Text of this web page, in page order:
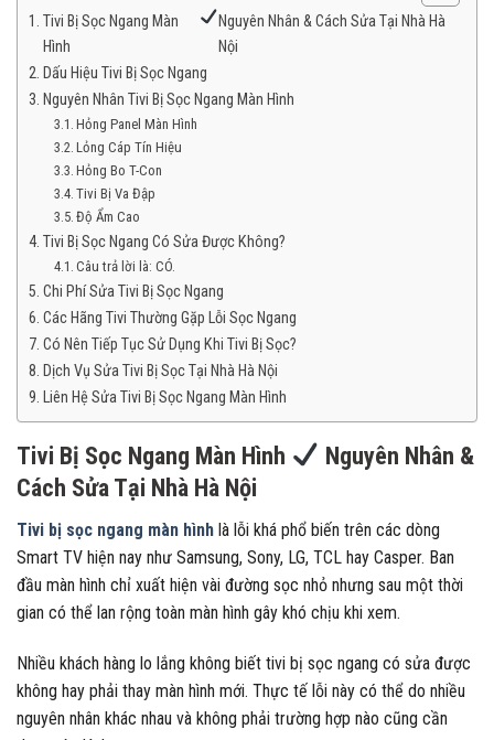
Tivi Bị Sọc Ngang Màn
Hình
Nguyên Nhân & Cách Sửa Tại Nhà Hà
Nội
Dấu Hiệu Tivi Bị Sọc Ngang
Nguyên Nhân Tivi Bị Sọc Ngang Màn Hình
Hỏng Panel Màn Hình
Lỏng Cáp Tín Hiệu
Hỏng Bo T-Con
Tivi Bị Va Đập
Độ Ẩm Cao
Tivi Bị Sọc Ngang Có Sửa Được Không?
Câu trả lời là: CÓ.
Chi Phí Sửa Tivi Bị Sọc Ngang
Các Hãng Tivi Thường Gặp Lỗi Sọc Ngang
Có Nên Tiếp Tục Sử Dụng Khi Tivi Bị Sọc?
Dịch Vụ Sửa Tivi Bị Sọc Tại Nhà Hà Nội
Liên Hệ Sửa Tivi Bị Sọc Ngang Màn Hình
Tivi Bị Sọc Ngang Màn Hình
Nguyên Nhân &
Cách Sửa Tại Nhà Hà Nội
Tivi bị sọc ngang màn hình là lỗi khá phổ biến trên các dòng
Smart TV hiện nay như Samsung, Sony, LG, TCL hay Casper. Ban
đầu màn hình chỉ xuất hiện vài đường sọc nhỏ nhưng sau một thời
gian có thể lan rộng toàn màn hình gây khó chịu khi xem.
Nhiều khách hàng lo lắng không biết tivi bị sọc ngang có sửa được
không hay phải thay màn hình mới. Thực tế lỗi này có thể do nhiều
nguyên nhân khác nhau và không phải trường hợp nào cũng cần